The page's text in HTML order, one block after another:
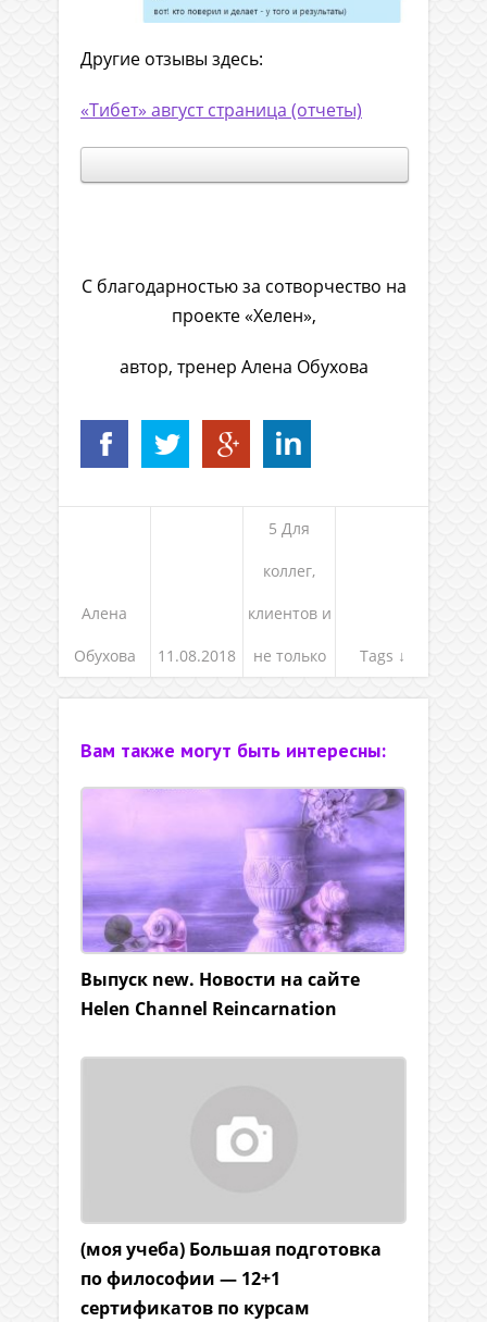
Другие отзывы здесь:
«Тибет» август страница (отчеты)
С благодарностью за сотворчество на
проекте «Хелен»,
автор, тренер Алена Обухова
Алена
Обухова 11.08.2018
5 Для
коллег,
клиентов и
не только Tags ↓
Вам также могут быть интересны:
Выпуск new. Новости на сайте
Helen Channel Reincarnation
(моя учеба) Большая подготовка
по философии — 12+1
сертификатов по курсам